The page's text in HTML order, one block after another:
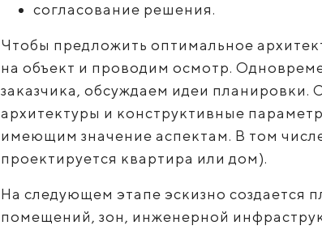
согласование решения.
Чтобы предложить оптимальное
на объект и проводим осмотр.
заказчика, обсуждаем идеи
архитектуры и конструктивные
имеющим значение аспектам. В том
проектируется квартира или дом).
На следующем этапе эскизно создается
помещений, зон, инженерной